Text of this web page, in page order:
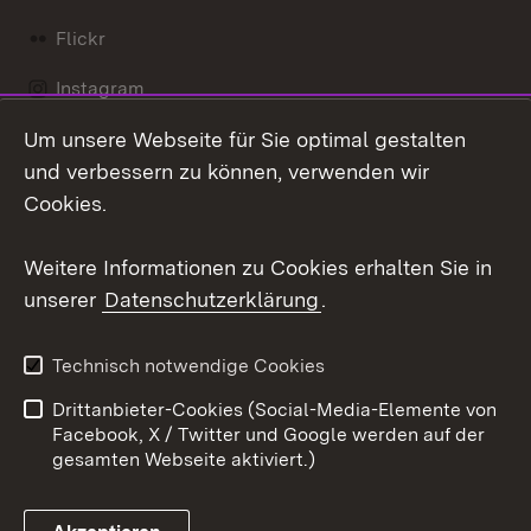
Flickr
Instagram
Social Wall
Barrierefreiheit
Benutzungshinweise
Impressum
Cookies
Um unsere Webseite für Sie optimal gestalten
und verbessern zu können, verwenden wir
Cookies.
Weitere Informationen zu Cookies erhalten Sie in
unserer Datenschutzerklärung.
Technisch notwendige Cookies
Drittanbieter-Cookies (Social-Media-Elemente von
Facebook, X / Twitter und Google werden auf der
gesamten Webseite aktiviert.)